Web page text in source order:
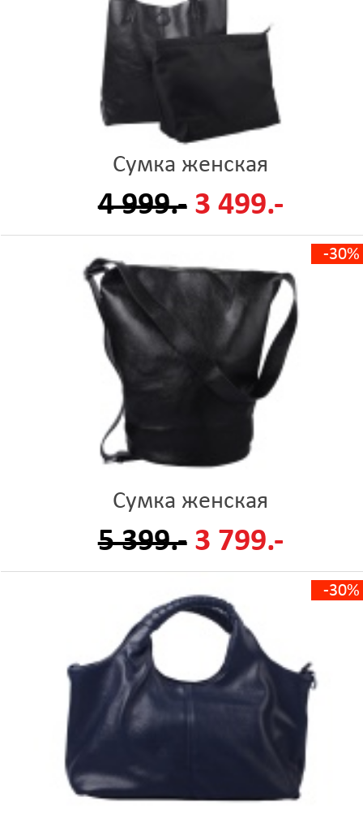
Сумка женская
4 999.- 3 499.-
-30%
Сумка женская
5 399.- 3 799.-
-30%